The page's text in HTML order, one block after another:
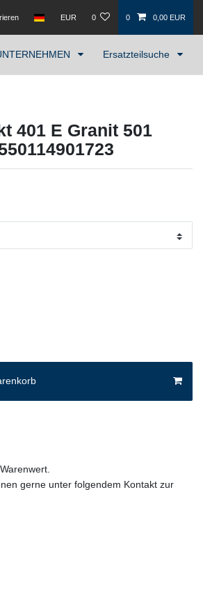
EUR 0 0 0,00 EUR
Ersatzteilsuche
401 E Granit 501
gerne unter folgendem Kontakt zur